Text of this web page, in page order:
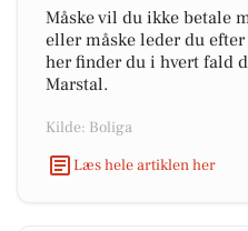
Måske vil du ikke betale
eller måske leder du
her finder du i hvert fald
Marstal.
Kilde: Boliga
Læs hele artiklen her